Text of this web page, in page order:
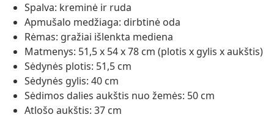
Spalva: kreminė ir ruda
Apmušalo medžiaga: dirbtinė oda
Rėmas: gražiai išlenkta mediena
Matmenys: 51,5 x 54 x 78 cm (plotis x gylis x aukštis)
Sėdynės plotis: 51,5 cm
Sėdynės gylis: 40 cm
Sėdimos dalies aukštis nuo žemės: 50 cm
Atlošo aukštis: 37 cm